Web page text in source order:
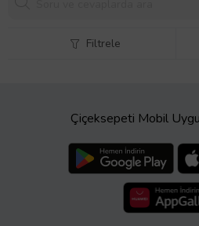
Filtrele
Çiçeksepeti Mobil